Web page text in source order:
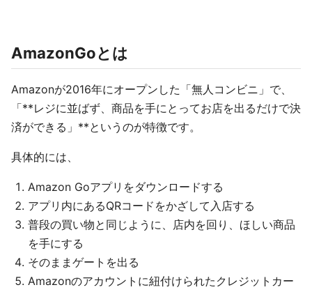
AmazonGoとは
Amazonが2016年にオープンした「無人コンビニ」で、
「**レジに並ばず、商品を手にとってお店を出るだけで決
済ができる」**というのが特徴です。
具体的には、
Amazon Goアプリをダウンロードする
アプリ内にあるQRコードをかざして入店する
普段の買い物と同じように、店内を回り、ほしい商品
を手にする
そのままゲートを出る
Amazonのアカウントに紐付けられたクレジットカー